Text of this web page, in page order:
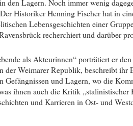
den Lagern. Noch immer wenig
Historiker Henning Fischer hat in
Lebensgeschichten einer
recherchiert und darüber
als Akteurinnen“ porträtiert er
der Weimarer Republik, beschreibt ihr
Gefängnissen und Lagern, wo die
ihnen auch die Kritik
und Karrieren in Ost- und